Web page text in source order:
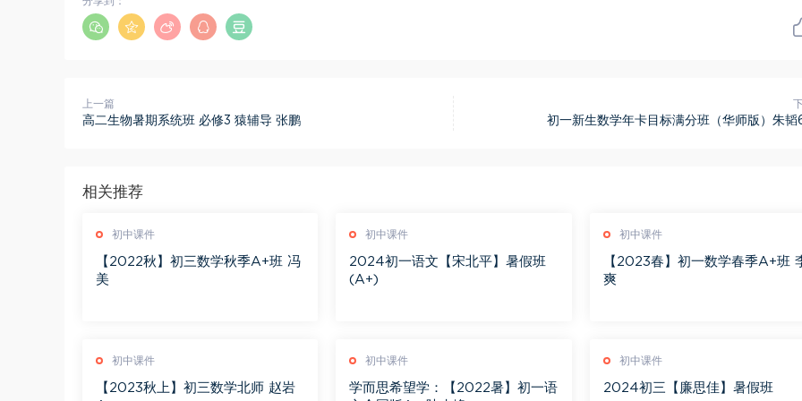
上一篇
高二生物暑期系统班 必修3 猿辅导 张鹏 初一新生数学年卡目标满分班（华师版）朱韬
相关推荐
初中课件
【2022秋】初三数学秋季A+班 冯
美
初中课件
2024初一语文【宋北平】暑假班
(A+)
初中课件
【2023春】初一数学春季A+班
爽
初中课件
【2023秋上】初三数学北师 赵岩
初中课件
学而思希望学：【2022暑】初一语
初中课件
2024初三【廉思佳】暑假班